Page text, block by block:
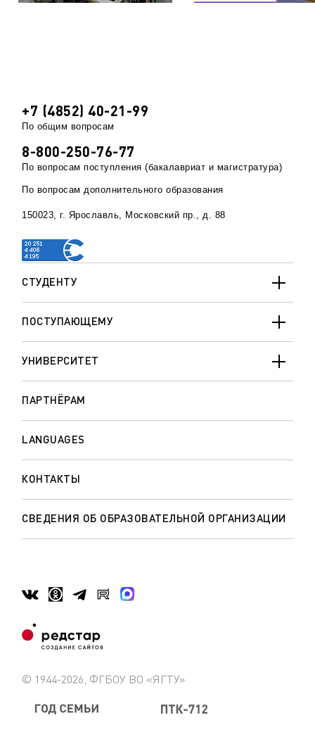
СТУДЕНТУ
ПОСТУПАЮЩЕМУ
УНИВЕРСИТЕТ
ПАРТНЁРАМ
LANGUAGES
КОНТАКТЫ
СВЕДЕНИЯ ОБ ОБРАЗОВАТЕЛЬНОЙ ОРГАНИЗАЦИИ
+7 (4852) 40-21-99
По общим вопросам
8-800-250-76-77
По вопросам поступления (бакалавриат и магистратура)
По вопросам дополнительного образования
150023, г. Ярославль, Московский пр., д. 88
© 1944-2026, ФГБОУ ВО «ЯГТУ»